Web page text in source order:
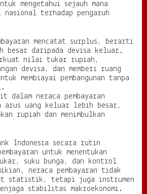
mengetahui sejauh mana
nasional terhadap pengaruh
mencatat surplus, berarti
besar daripada devisa keluar.
nilai tukar rupiah,
devisa, dan memberi ruang
membiayai pembangunan tanpa
dalam neraca pembayaran
arus uang keluar lebih besar,
rupiah dan menimbulkan
Indonesia secara rutin
untuk menentukan
suku bunga, dan kontrol
neraca pembayaran tidak
statistik, tetapi juga instrumen
stabilitas makroekonomi.